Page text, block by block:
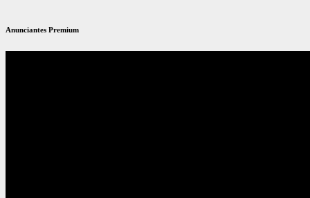
Anunciantes Premium